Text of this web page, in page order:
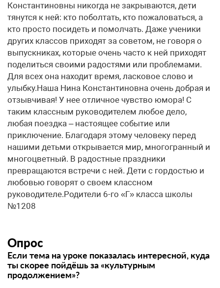
Константиновны никогда не закрываются, дети
тянутся к ней: кто поболтать, кто пожаловаться, а
кто просто посидеть и помолчать. Даже ученики
других классов приходят за советом, не говоря о
выпускниках, которые очень часто к ней приходят
поделиться своими радостями или проблемами.
Для всех она находит время, ласковое слово и
улыбку.Наша Нина Константиновна очень добрая и
отзывчивая! У нее отличное чувство юмора! С
таким классным руководителем любое дело,
любая поездка – настоящее событие или
приключение. Благодаря этому человеку перед
нашими детьми открывается мир, многогранный и
многоцветный. В радостные праздники
превращаются встречи с ней. Дети с гордостью и
любовью говорят о своем классном
руководителе.Родители 6-го «Г» класса школы
№1208
Опрос
Если тема на уроке показалась интересной, куда
ты скорее пойдёшь за «культурным
продолжением»?